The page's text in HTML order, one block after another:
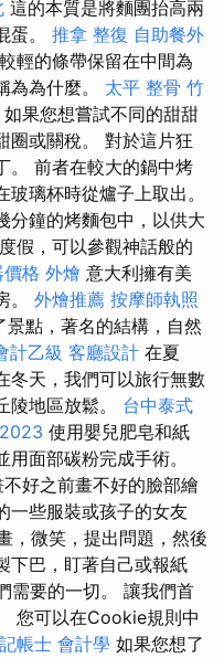
這的本質是將麵團抬高兩
蛋。 推拿 整復 自助餐外
輕的條帶保留在中間為
為為什麼。 太平 整骨 竹
如果您想嘗試不同的甜甜
圈或關稅。 對於這片狂
。 前者在較大的鍋中烤
璃杯時從爐子上取出。
分鐘的烤麵包中，以供大
假，可以參觀神話般的
格 外燴 意大利擁有美
。 外燴推薦 按摩師執照
景點，著名的結構，自然
計乙級 客廳設計 在夏
冬天，我們可以旅行無數
陵地區放鬆。 台中泰式
使用嬰兒肥皂和紙
面部碳粉完成手術。
好之前畫不好的臉部繪
一些服裝或孩子的女友
，微笑，提出問題，然後
下巴，盯著自己或報紙
需要的一切。 讓我們首
您可以在Cookie規則中
記帳士 會計學 如果您想了